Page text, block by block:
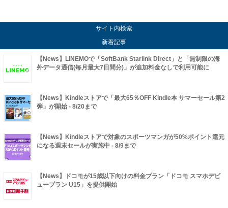
サイト内検索
新着記事
【News】LINEMOで「SoftBank Starlink Direct」と「無制限の海
外データ通信(毎月最大7日間分)」が追加料金なしで利用可能に
【News】Kindleストアで「最大65％OFF Kindle本 サマーセール第2
弾」が開始 - 8/20まで
【News】Kindleストアで対象のスポーツマンガが50%ポイント還元
になる週末セールが実施中 - 8/9まで
【News】ドコモが15歳以下向けの料金プラン「ドコモ スマホデビ
ュープラン U15」を提供開始